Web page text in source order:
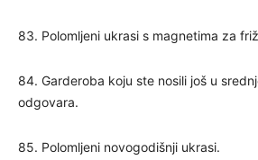
83. Polomljeni ukrasi s magnetima za
84. Garderoba koju ste nosili još u
odgovara.
85. Polomljeni novogodišnji ukrasi.